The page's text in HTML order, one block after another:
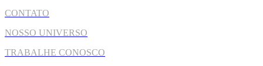
CONTATO
NOSSO UNIVERSO
TRABALHE CONOSCO